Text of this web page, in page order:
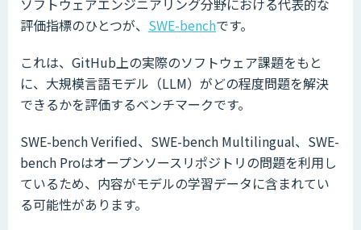
評価指標のひとつが、 SWE-benchです。
これは、GitHub上の実際のソフトウェア課題をもと
に、大規模言語モデル（LLM）がどの程度問題を解決
できるかを評価するベンチマークです。
SWE-bench Verified、SWE-bench Multilingual、SWE-
bench Proはオープンソースリポジトリの問題を利用し
ているため、内容がモデルの学習データに含まれてい
る可能性があります。